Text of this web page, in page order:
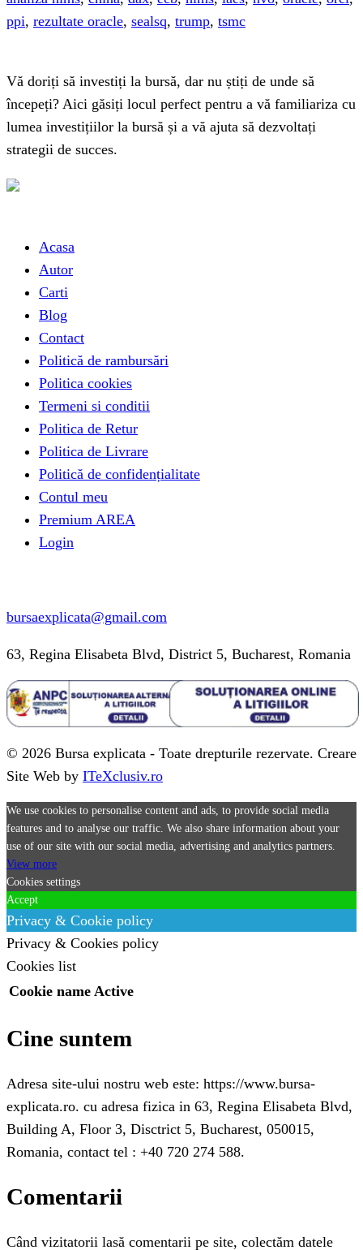
ppi, rezultate oracle, sealsq, trump, tsmc
Vă doriți să investiți la bursă, dar nu știți de unde să
începeți? Aici găsiți locul perfect pentru a vă familiariza cu
lumea investițiilor la bursă și a vă ajuta să dezvoltați
strategii de succes.
Acasa
Autor
Carti
Blog
Contact
Politică de rambursări
Politica cookies
Termeni si conditii
Politica de Retur
Politica de Livrare
Politică de confidențialitate
Contul meu
Premium AREA
Login
bursaexplicata@gmail.com
63, Regina Elisabeta Blvd, District 5, Bucharest, Romania
© 2026 Bursa explicata - Toate drepturile rezervate. Creare
Site Web by ITeXclusiv.ro
We use cookies to personalise content and ads, to provide social media
features and to analyse our traffic. We also share information about your
use of our site with our social media, advertising and analytics partners.
View more
Cookies settings
Accept
Privacy & Cookie policy
Privacy & Cookies policy
Cookies list
Cookie name Active
Cine suntem
Adresa site-ului nostru web este: https://www.bursa-
explicata.ro. cu adresa fizica in 63, Regina Elisabeta Blvd,
Building A, Floor 3, Disctrict 5, Bucharest, 050015,
Romania, contact tel : +40 720 274 588.
Comentarii
Când vizitatorii lasă comentarii pe site, colectăm datele